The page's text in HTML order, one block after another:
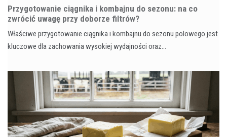
Przygotowanie ciągnika i kombajnu do sezonu: na co
zwrócić uwagę przy doborze filtrów?
Właściwe przygotowanie ciągnika i kombajnu do sezonu polowego jest
kluczowe dla zachowania wysokiej wydajności oraz…